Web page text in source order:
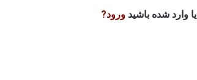
وارد شده باشیدورود?